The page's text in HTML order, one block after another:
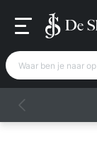
Waar ben je naar